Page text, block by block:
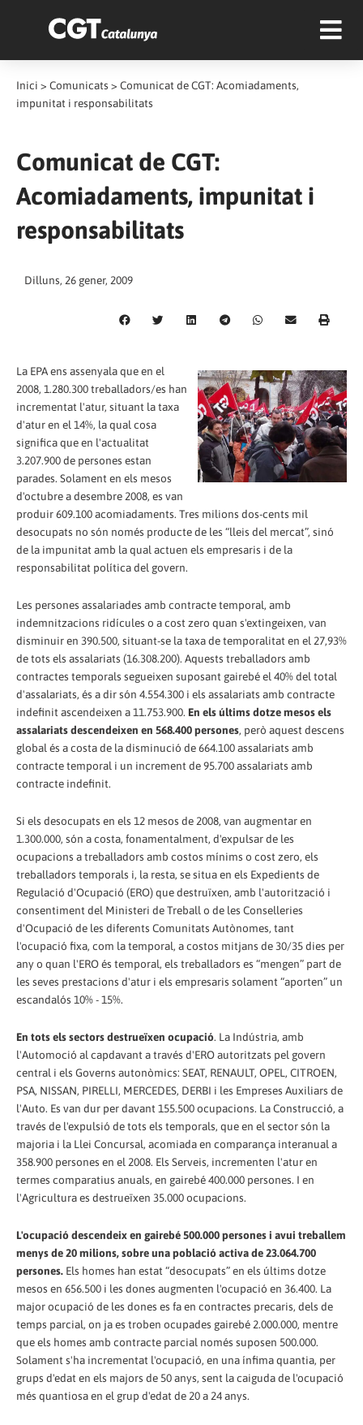
Inici > Comunicats > Comunicat de CGT: Acomiadaments,
impunitat i responsabilitats
Comunicat de CGT:
Acomiadaments, impunitat i
responsabilitats
Dilluns, 26 gener, 2009
La EPA ens assenyala que en el
2008, 1.280.300 treballadors/es han
incrementat l'atur, situant la taxa
d'atur en el 14%, la qual cosa
significa que en l'actualitat
3.207.900 de persones estan
parades. Solament en els mesos
d'octubre a desembre 2008, es van
produir 609.100 acomiadaments. Tres milions dos-cents mil
desocupats no són només producte de les “lleis del mercat”, sinó
de la impunitat amb la qual actuen els empresaris i de la
responsabilitat política del govern.
Les persones assalariades amb contracte temporal, amb
indemnitzacions ridícules o a cost zero quan s'extingeixen, van
disminuir en 390.500, situant-se la taxa de temporalitat en el 27,93%
de tots els assalariats (16.308.200). Aquests treballadors amb
contractes temporals segueixen suposant gairebé el 40% del total
d'assalariats, és a dir són 4.554.300 i els assalariats amb contracte
indefinit ascendeixen a 11.753.900. En els últims dotze mesos els
assalariats descendeixen en 568.400 persones, però aquest descens
global és a costa de la disminució de 664.100 assalariats amb
contracte temporal i un increment de 95.700 assalariats amb
contracte indefinit.
Si els desocupats en els 12 mesos de 2008, van augmentar en
1.300.000, són a costa, fonamentalment, d'expulsar de les
ocupacions a treballadors amb costos mínims o cost zero, els
treballadors temporals i, la resta, se situa en els Expedients de
Regulació d'Ocupació (ERO) que destruïxen, amb l'autorització i
consentiment del Ministeri de Treball o de les Conselleries
d'Ocupació de les diferents Comunitats Autònomes, tant
l'ocupació fixa, com la temporal, a costos mitjans de 30/35 dies per
any o quan l'ERO és temporal, els treballadors es “mengen” part de
les seves prestacions d'atur i els empresaris solament “aporten” un
escandalós 10% - 15%.
En tots els sectors destrueïxen ocupació. La Indústria, amb
l'Automoció al capdavant a través d'ERO autoritzats pel govern
central i els Governs autonòmics: SEAT, RENAULT, OPEL, CITROEN,
PSA, NISSAN, PIRELLI, MERCEDES, DERBI i les Empreses Auxiliars de
l'Auto. Es van dur per davant 155.500 ocupacions. La Construcció, a
través de l'expulsió de tots els temporals, que en el sector són la
majoria i la Llei Concursal, acomiada en comparança interanual a
358.900 persones en el 2008. Els Serveis, incrementen l'atur en
termes comparatius anuals, en gairebé 400.000 persones. I en
l'Agricultura es destrueïxen 35.000 ocupacions.
L'ocupació descendeix en gairebé 500.000 persones i avui treballem
menys de 20 milions, sobre una població activa de 23.064.700
persones. Els homes han estat “desocupats” en els últims dotze
mesos en 656.500 i les dones augmenten l'ocupació en 36.400. La
major ocupació de les dones es fa en contractes precaris, dels de
temps parcial, on ja es troben ocupades gairebé 2.000.000, mentre
que els homes amb contracte parcial només suposen 500.000.
Solament s'ha incrementat l'ocupació, en una ínfima quantia, per
grups d'edat en els majors de 50 anys, sent la caiguda de l'ocupació
més quantiosa en el grup d'edat de 20 a 24 anys.